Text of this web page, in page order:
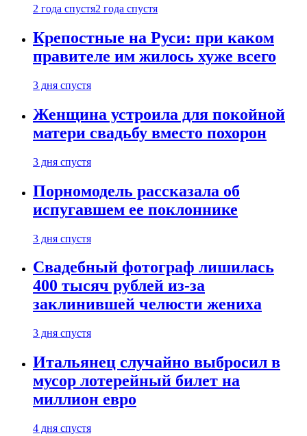
2 года спустя2 года спустя
Крепостные на Руси: при каком
правителе им жилось хуже всего
3 дня спустя
Женщина устроила для покойной
матери свадьбу вместо похорон
3 дня спустя
Порномодель рассказала об
испугавшем ее поклоннике
3 дня спустя
Свадебный фотограф лишилась
400 тысяч рублей из-за
заклинившей челюсти жениха
3 дня спустя
Итальянец случайно выбросил в
мусор лотерейный билет на
миллион евро
4 дня спустя